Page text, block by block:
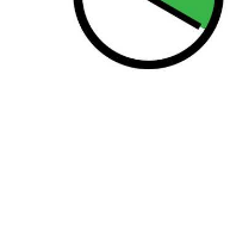
Zodiac
Zomax